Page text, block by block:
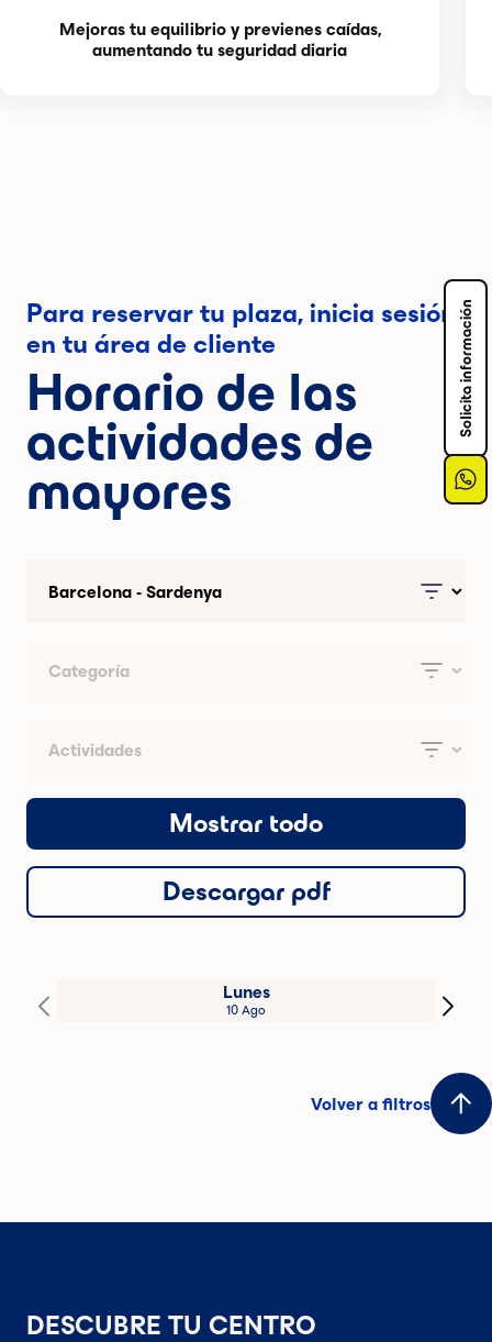
Mejoras tu equilibrio y previenes caídas,
aumentando tu seguridad diaria
Para reservar tu plaza, inicia sesión
en tu área de cliente
Horario de las
actividades de
mayores
Mostrar todo
Descargar pdf
Lunes
10 Ago
Volver a filtros
DESCUBRE TU CENTRO
Solicita información